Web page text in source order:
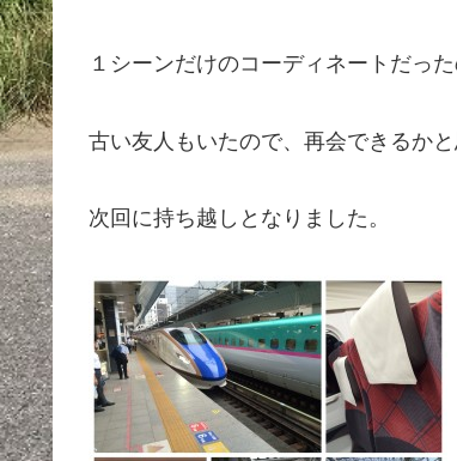
１シーンだけのコーディネートだっ
古い友人もいたので、再会できるか
次回に持ち越しとなりました。